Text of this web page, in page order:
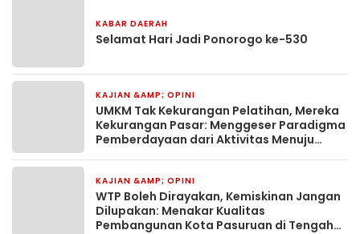
KABAR DAERAH
Selamat Hari Jadi Ponorogo ke-530
KAJIAN &AMP; OPINI
UMKM Tak Kekurangan Pelatihan, Mereka
Kekurangan Pasar: Menggeser Paradigma
Pemberdayaan dari Aktivitas Menuju
KAJIAN &AMP; OPINI
WTP Boleh Dirayakan, Kemiskinan Jangan
Dilupakan: Menakar Kualitas
Pembangunan Kota Pasuruan di Tengah